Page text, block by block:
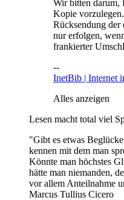
Wir bitten darum,
Kopie
Rücksendung der
nur erfolgen,
frankierter
--
InetBib | Internet
Alles anzeigen
Lesen macht total viel
"Gibt es etwas
kennen mit dem man
Könnte man höchstes
hätte man niemanden,
vor allem Anteilnahme
Marcus Tullius Cicero